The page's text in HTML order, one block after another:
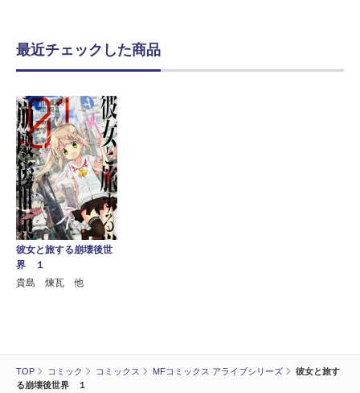
TOP コミック コミックス MFコミックス アライブシリーズ
彼女と旅す
る崩壊後世界 １
最近チェックした商品
彼女と旅する崩壊後世
界 １
貴島 煉瓦 他